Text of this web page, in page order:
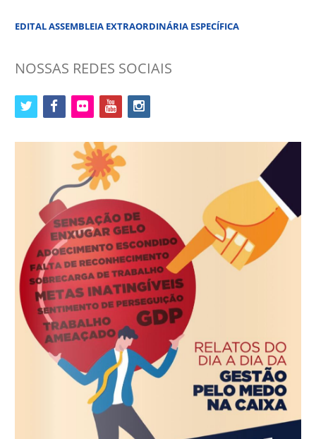
EDITAL ASSEMBLEIA EXTRAORDINÁRIA ESPECÍFICA
NOSSAS REDES SOCIAIS
twitter facebookflickr youtubeinstagram